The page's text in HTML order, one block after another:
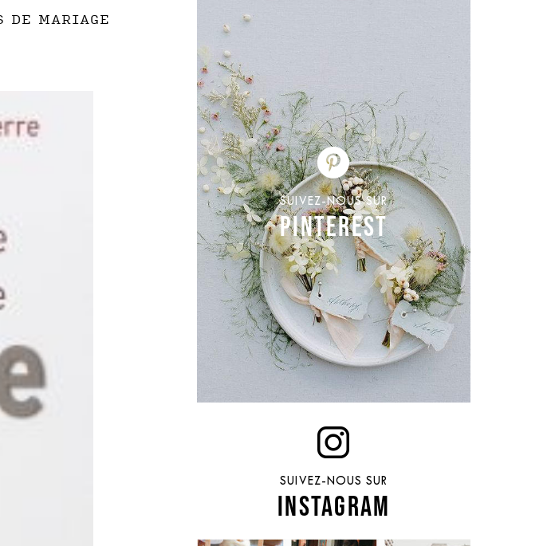
DE MARIAGE
SUIVEZ-NOUS SUR
PINTEREST
SUIVEZ-NOUS SUR
INSTAGRAM